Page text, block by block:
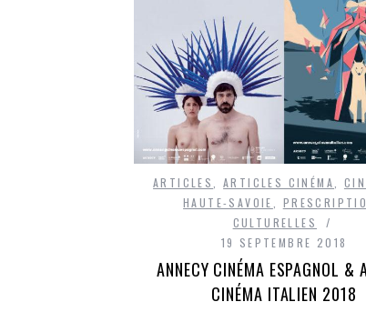
ARTICLES ,ARTICLES CINÉMA
HAUTE-SAVOIE
CULTURELLES
19 SEPTEMBRE 2018
ANNECY CINÉMA ESPAGNOL &
CINÉMA ITALIEN 2018